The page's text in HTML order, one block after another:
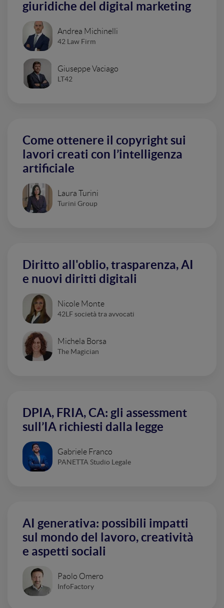
giuridiche del digital marketing
Andrea Michinelli
42 Law Firm
Giuseppe Vaciago
LT42
Come ottenere il copyright sui
lavori creati con l’intelligenza
artificiale
Laura Turini
Turini Group
Diritto all'oblio, trasparenza, AI
e nuovi diritti digitali
Nicole Monte
42LF società tra avvocati
Michela Borsa
The Magician
DPIA, FRIA, CA: gli assessment
sull’IA richiesti dalla legge
Gabriele Franco
PANETTA Studio Legale
AI generativa: possibili impatti
sul mondo del lavoro, creatività
e aspetti sociali
Paolo Omero
InfoFactory